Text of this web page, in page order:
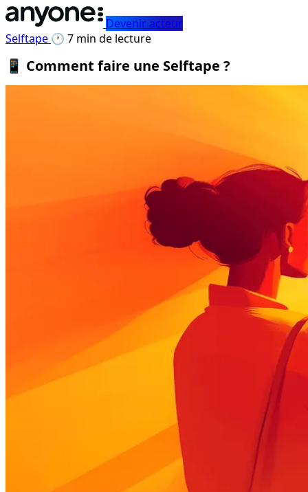
Devenir acteur
Selftape 🕐 7 min de lecture
📱 Comment faire une Selftape ?